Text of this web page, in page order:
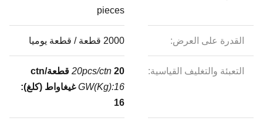
pieces
القدرة على العرض: 2000 قطعة / قطعة يوميا
التعبئة والتغليف القياسية: 20pcs/ctn 20 قطعة/ctn
GW(Kg):16 غيغاواط (كلغ):
16